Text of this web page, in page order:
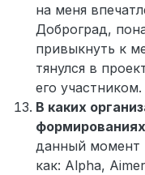
на меня
Доброград,
привыкнуть к
тянулся в
его участником.
В каких
данный момент
как: Alpha,